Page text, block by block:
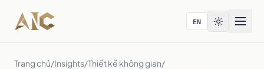
Bỏ qua tới nội dung
EN
Trang chủ/Insights/Thiết kế không gian/